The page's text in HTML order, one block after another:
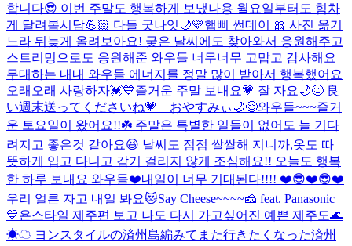
합니다😎 이번 주말도 행복하게 보냈나용 월요일부터도 힘차
게 달려봅시담💪🏻 다들 굿나잇🌙💛햅삐 썬데이 🎀 사진 옮기
느라 뒤늦게 올려보아요! 궂은 날씨에도 찾아와서 응원해주고
스트리밍으로도 응원해준 와우들 너무너무 고맙고 감사해요
무대하는 내내 와우들 에너지를 정말 많이 받아서 행복했어요
오래오래 사랑하자💓💙즐거운 주말 보내요💗 잘 자요🌙😌 良
い週末送ってくださいね💗 おやすみぃ🌙😌와우들~~~즐거
운 토요일이 왔어요!!☘️ 주말은 특별한 일들이 없어도 늘 기다
려지고 좋은것 같아요😆 날씨도 점점 쌀쌀해 지니까,옷도 따
뜻하게 입고 다니고 감기 걸리지 않게 조심해요!! 오늘도 행복
한 하루 보내요 와우들❤️내일이 너무 기대된다!!!! ❤️😎❤️😎❤️
우리 얼른 자고 내일 봐요😻Say Cheese~~~~🧀 feat. Panasonic
💙욘스타일 제주편 보고 나도 다시 가고싶어진 예쁜 제주도🌊
☀︎☁︎ ヨンスタイルの済州島編みてまた行きたくなった済州